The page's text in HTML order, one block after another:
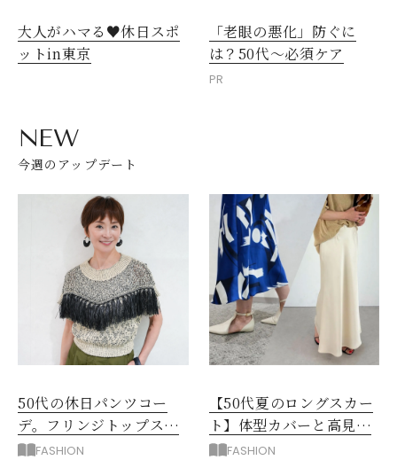
大人がハマる♥休日スポ
ットin東京
「老眼の悪化」防ぐに
は？50代～必須ケア
PR
NEW
今週のアップデート
50代の休日パンツコー
デ。フリンジトップスを
主役に洗練アースカラー
FASHION
【50代夏のロングスカー
ト】体型カバーと高見え
を叶える4コーデ
FASHION